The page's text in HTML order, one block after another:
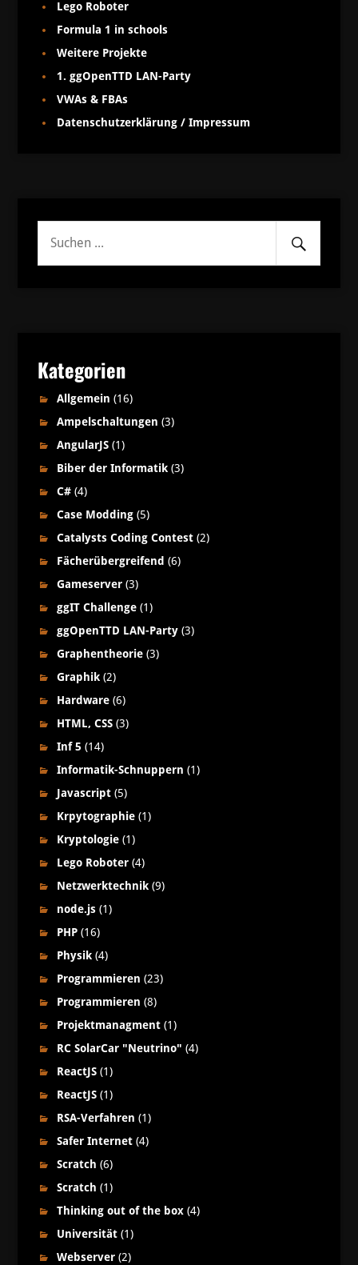
Lego Roboter
Formula 1 in schools
Weitere Projekte
1. ggOpenTTD LAN-Party
VWAs & FBAs
Datenschutzerklärung / Impressum
Suche
Senden
Kategorien
Allgemein (16)
Ampelschaltungen (3)
AngularJS(1)
Biber der Informatik(3)
C#(4)
Case Modding(5)
Catalysts Coding Contest(2)
Fächerübergreifend (6)
Gameserver(3)
ggIT Challenge(1)
ggOpenTTD LAN-Party(3)
Graphentheorie(3)
Graphik(2)
Hardware(6)
HTML, CSS(3)
Inf 5 (14)
Informatik-Schnuppern (1)
Javascript(5)
Krpytographie(1)
Kryptologie(1)
Lego Roboter(4)
Netzwerktechnik(9)
node.js(1)
PHP(16)
Physik(4)
Programmieren (23)
Programmieren (8)
Projektmanagment(1)
RC SolarCar "Neutrino" (4)
ReactJS(1)
ReactJS(1)
RSA-Verfahren (1)
Safer Internet(4)
Scratch (6)
Scratch (1)
Thinking out of the box(4)
Universität(1)
Webserver(2)